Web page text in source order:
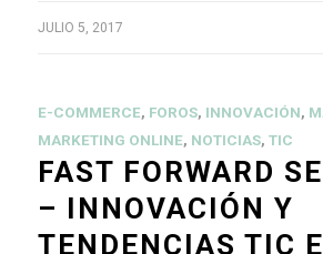
JULIO 5, 2017
E-COMMERCE, FOROS, INNOVACIÓN,
MARKETING ONLINE, NOTICIAS, TIC
FAST FORWARD
– INNOVACIÓN Y
TENDENCIAS TIC